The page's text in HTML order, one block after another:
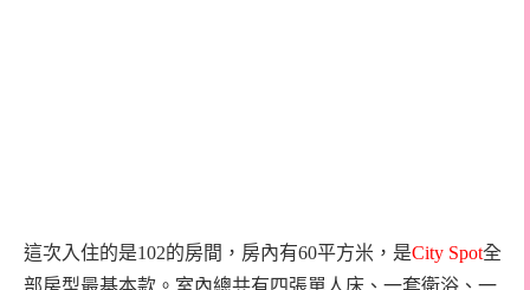
這次入住的是102的房間，房內有60平方米，是City Spot全
部房型最基本款。室內總共有四張單人床、一套衛浴、一